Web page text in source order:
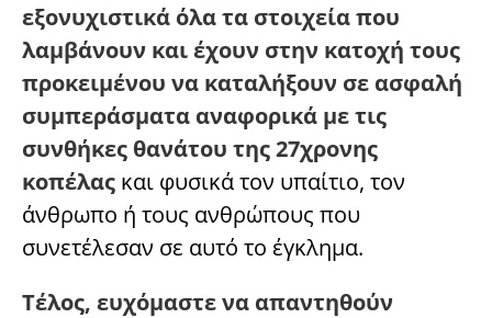
εξονυχιστικά όλα τα στοιχεία που
λαμβάνουν και έχουν στην κατοχή τους
προκειμένου να καταλήξουν σε ασφαλή
συμπεράσματα αναφορικά με τις
συνθήκες θανάτου της 27χρονης
κοπέλας και φυσικά τον υπαίτιο, τον
άνθρωπο ή τους ανθρώπους που
συνετέλεσαν σε αυτό το έγκλημα.
Τέλος, ευχόμαστε να απαντηθούν